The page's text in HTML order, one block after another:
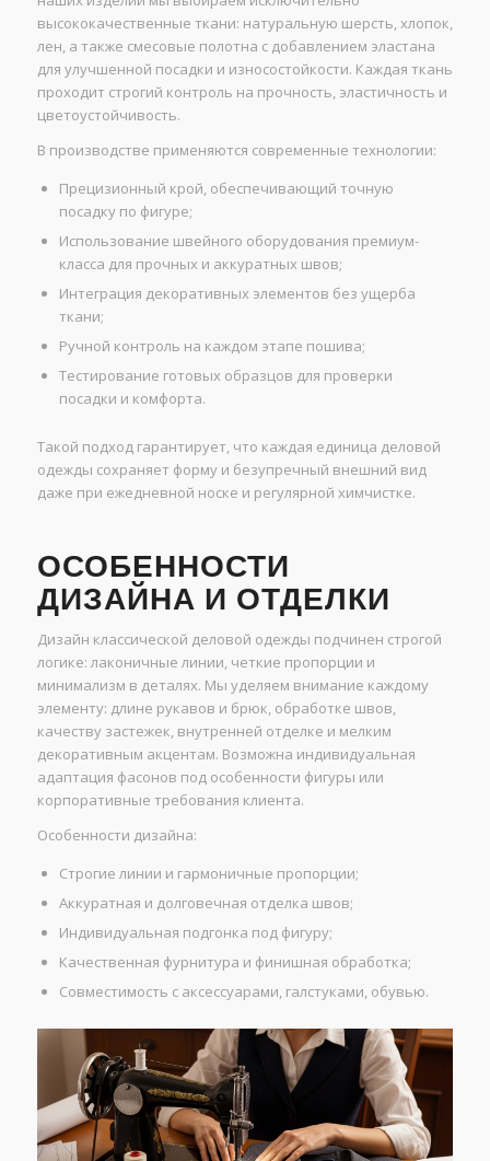
высококачественные ткани: натуральную шерсть, хлопок,
лен, а также смесовые полотна с добавлением эластана
для улучшенной посадки и износостойкости. Каждая ткань
проходит строгий контроль на прочность, эластичность и
цветоустойчивость.
В производстве применяются современные технологии:
Прецизионный крой, обеспечивающий точную
посадку по фигуре;
Использование швейного оборудования премиум-
класса для прочных и аккуратных швов;
Интеграция декоративных элементов без ущерба
ткани;
Ручной контроль на каждом этапе пошива;
Тестирование готовых образцов для проверки
посадки и комфорта.
Такой подход гарантирует, что каждая единица деловой
одежды сохраняет форму и безупречный внешний вид
даже при ежедневной носке и регулярной химчистке.
ОСОБЕННОСТИ
ДИЗАЙНА И ОТДЕЛКИ
Дизайн классической деловой одежды подчинен строгой
логике: лаконичные линии, четкие пропорции и
минимализм в деталях. Мы уделяем внимание каждому
элементу: длине рукавов и брюк, обработке швов,
качеству застежек, внутренней отделке и мелким
декоративным акцентам. Возможна индивидуальная
адаптация фасонов под особенности фигуры или
корпоративные требования клиента.
Особенности дизайна:
Строгие линии и гармоничные пропорции;
Аккуратная и долговечная отделка швов;
Индивидуальная подгонка под фигуру;
Качественная фурнитура и финишная обработка;
Совместимость с аксессуарами, галстуками, обувью.